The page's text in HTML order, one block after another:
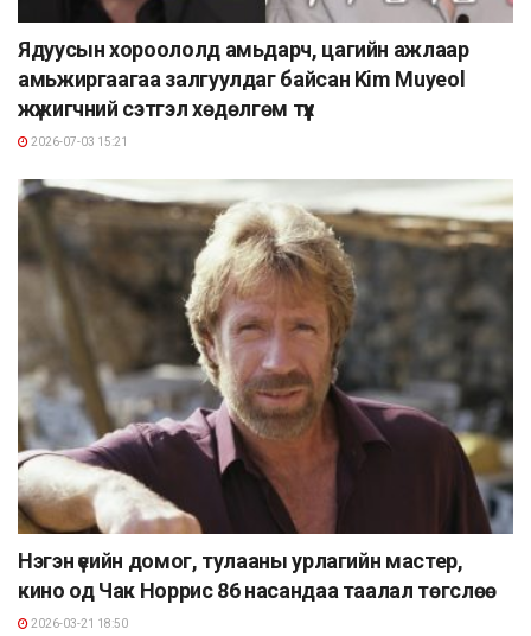
Ядуусын хороололд амьдарч, цагийн ажлаар
амьжиргаагаа залгуулдаг байсан Kim Muyeol
жүжигчний сэтгэл хөдөлгөм түүх
2026-07-03 15:21
Нэгэн үеийн домог, тулааны урлагийн мастер,
кино од Чак Норрис 86 насандаа таалал төгслөө
2026-03-21 18:50